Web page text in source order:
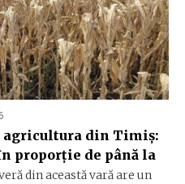
agricultura din Timiș:
proporție de până la
din această vară are un